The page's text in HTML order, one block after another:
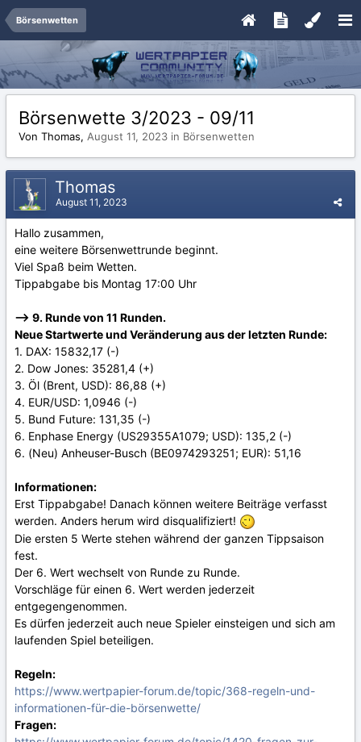
Börsenwetten
Börsenwette 3/2023 - 09/11
Von Thomas, August 11, 2023 in Börsenwetten
Thomas
August 11, 2023
Hallo zusammen,
eine weitere Börsenwettrunde beginnt.
Viel Spaß beim Wetten.
Tippabgabe bis Montag 17:00 Uhr
--> 9. Runde von 11 Runden.
Neue Startwerte und Veränderung aus der letzten Runde:
1. DAX: 15832,17 (-)
2. Dow Jones: 35281,4 (+)
3. Öl (Brent, USD): 86,88 (+)
4. EUR/USD: 1,0946 (-)
5. Bund Future: 131,35 (-)
6. Enphase Energy (US29355A1079; USD): 135,2 (-)
6. (Neu) Anheuser-Busch (BE0974293251; EUR): 51,16
Informationen:
Erst Tippabgabe! Danach können weitere Beiträge verfasst
werden. Anders herum wird disqualifiziert!
Die ersten 5 Werte stehen während der ganzen Tippsaison
fest.
Der 6. Wert wechselt von Runde zu Runde.
Vorschläge für einen 6. Wert werden jederzeit
entgegengenommen.
Es dürfen jederzeit auch neue Spieler einsteigen und sich am
laufenden Spiel beteiligen.
Regeln:
https://www.wertpapier-forum.de/topic/368-regeln-und-
informationen-für-die-börsenwette/
Fragen: